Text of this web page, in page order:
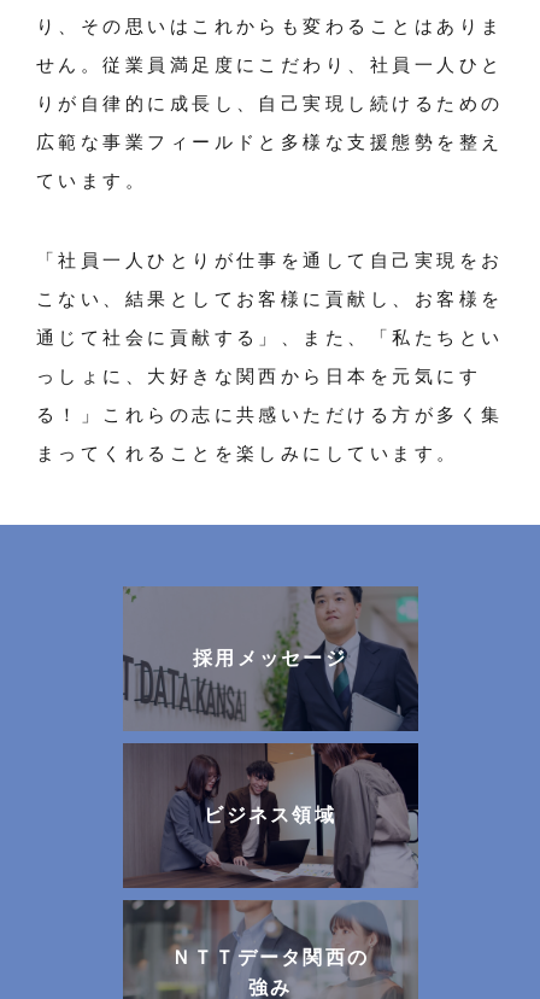
り、その思いはこれからも変わることはありま
せん。従業員満足度にこだわり、社員一人ひと
りが自律的に成長し、自己実現し続けるための
広範な事業フィールドと多様な支援態勢を整え
ています。
「社員一人ひとりが仕事を通して自己実現をお
こない、結果としてお客様に貢献し、お客様を
通じて社会に貢献する」、また、「私たちとい
っしょに、大好きな関西から日本を元気にす
る！」これらの志に共感いただける方が多く集
まってくれることを楽しみにしています。
採用メッセージ
ビジネス領域
ＮＴＴデータ関西の
強み